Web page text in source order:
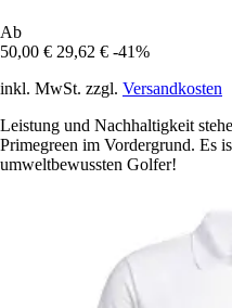
Ab
50,00 € 29,62 € -41%
inkl. MwSt. zzgl. Versandkosten
Leistung und Nachhaltigkeit
Primegreen im Vordergrund. Es
umweltbewussten Golfer!